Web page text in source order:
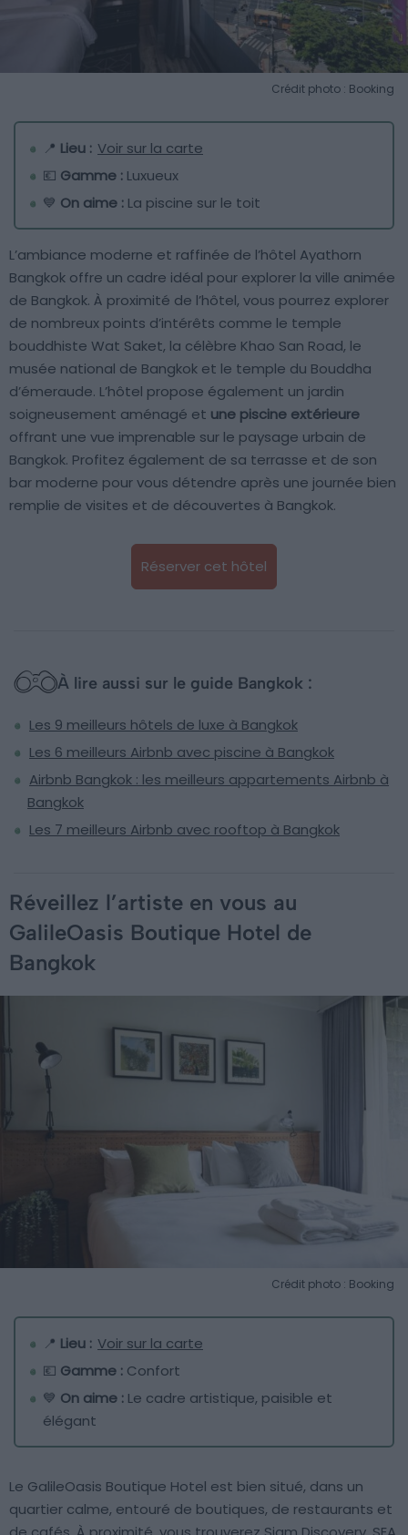
Crédit photo : Booking
📍 Lieu : Voir sur la carte
💶 Gamme : Luxueux
💙 On aime : La piscine sur le toit
L’ambiance moderne et raffinée de l’hôtel Ayathorn
Bangkok offre un cadre idéal pour explorer la ville animée
de Bangkok. À proximité de l’hôtel, vous pourrez explorer
de nombreux points d’intérêts comme le temple
bouddhiste Wat Saket, la célèbre Khao San Road, le
musée national de Bangkok et le temple du Bouddha
d’émeraude. L’hôtel propose également un jardin
soigneusement aménagé et une piscine extérieure
offrant une vue imprenable sur le paysage urbain de
Bangkok. Profitez également de sa terrasse et de son
bar moderne pour vous détendre après une journée bien
remplie de visites et de découvertes à Bangkok.
Réserver cet hôtel
À lire aussi sur le guide Bangkok :
Les 9 meilleurs hôtels de luxe à Bangkok
Les 6 meilleurs Airbnb avec piscine à Bangkok
Airbnb Bangkok : les meilleurs appartements Airbnb à
Bangkok
Les 7 meilleurs Airbnb avec rooftop à Bangkok
Réveillez l’artiste en vous au
GalileOasis Boutique Hotel de
Bangkok
Crédit photo : Booking
📍 Lieu : Voir sur la carte
💶 Gamme : Confort
💙 On aime : Le cadre artistique, paisible et
élégant
Le GalileOasis Boutique Hotel est bien situé, dans un
quartier calme, entouré de boutiques, de restaurants et